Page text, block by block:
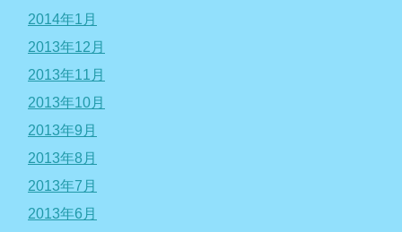
2014年1月
2013年12月
2013年11月
2013年10月
2013年9月
2013年8月
2013年7月
2013年6月